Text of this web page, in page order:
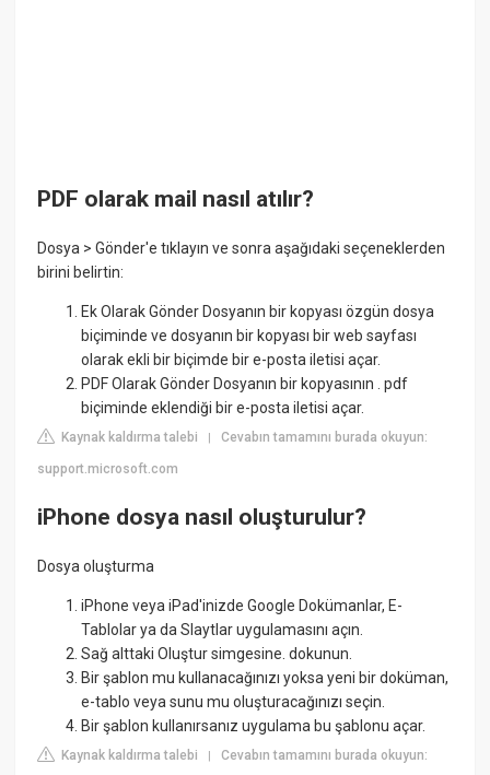
PDF olarak mail nasıl atılır?
Dosya > Gönder'e tıklayın ve sonra aşağıdaki seçeneklerden
birini belirtin:
Ek Olarak Gönder Dosyanın bir kopyası özgün dosya
biçiminde ve dosyanın bir kopyası bir web sayfası
olarak ekli bir biçimde bir e-posta iletisi açar.
PDF Olarak Gönder Dosyanın bir kopyasının . pdf
biçiminde eklendiği bir e-posta iletisi açar.
Kaynak kaldırma talebi |Cevabın tamamını burada okuyun:
support.microsoft.com
iPhone dosya nasıl oluşturulur?
Dosya oluşturma
iPhone veya iPad'inizde Google Dokümanlar, E-
Tablolar ya da Slaytlar uygulamasını açın.
Sağ alttaki Oluştur simgesine. dokunun.
Bir şablon mu kullanacağınızı yoksa yeni bir doküman,
e-tablo veya sunu mu oluşturacağınızı seçin.
Bir şablon kullanırsanız uygulama bu şablonu açar.
Kaynak kaldırma talebi |Cevabın tamamını burada okuyun: